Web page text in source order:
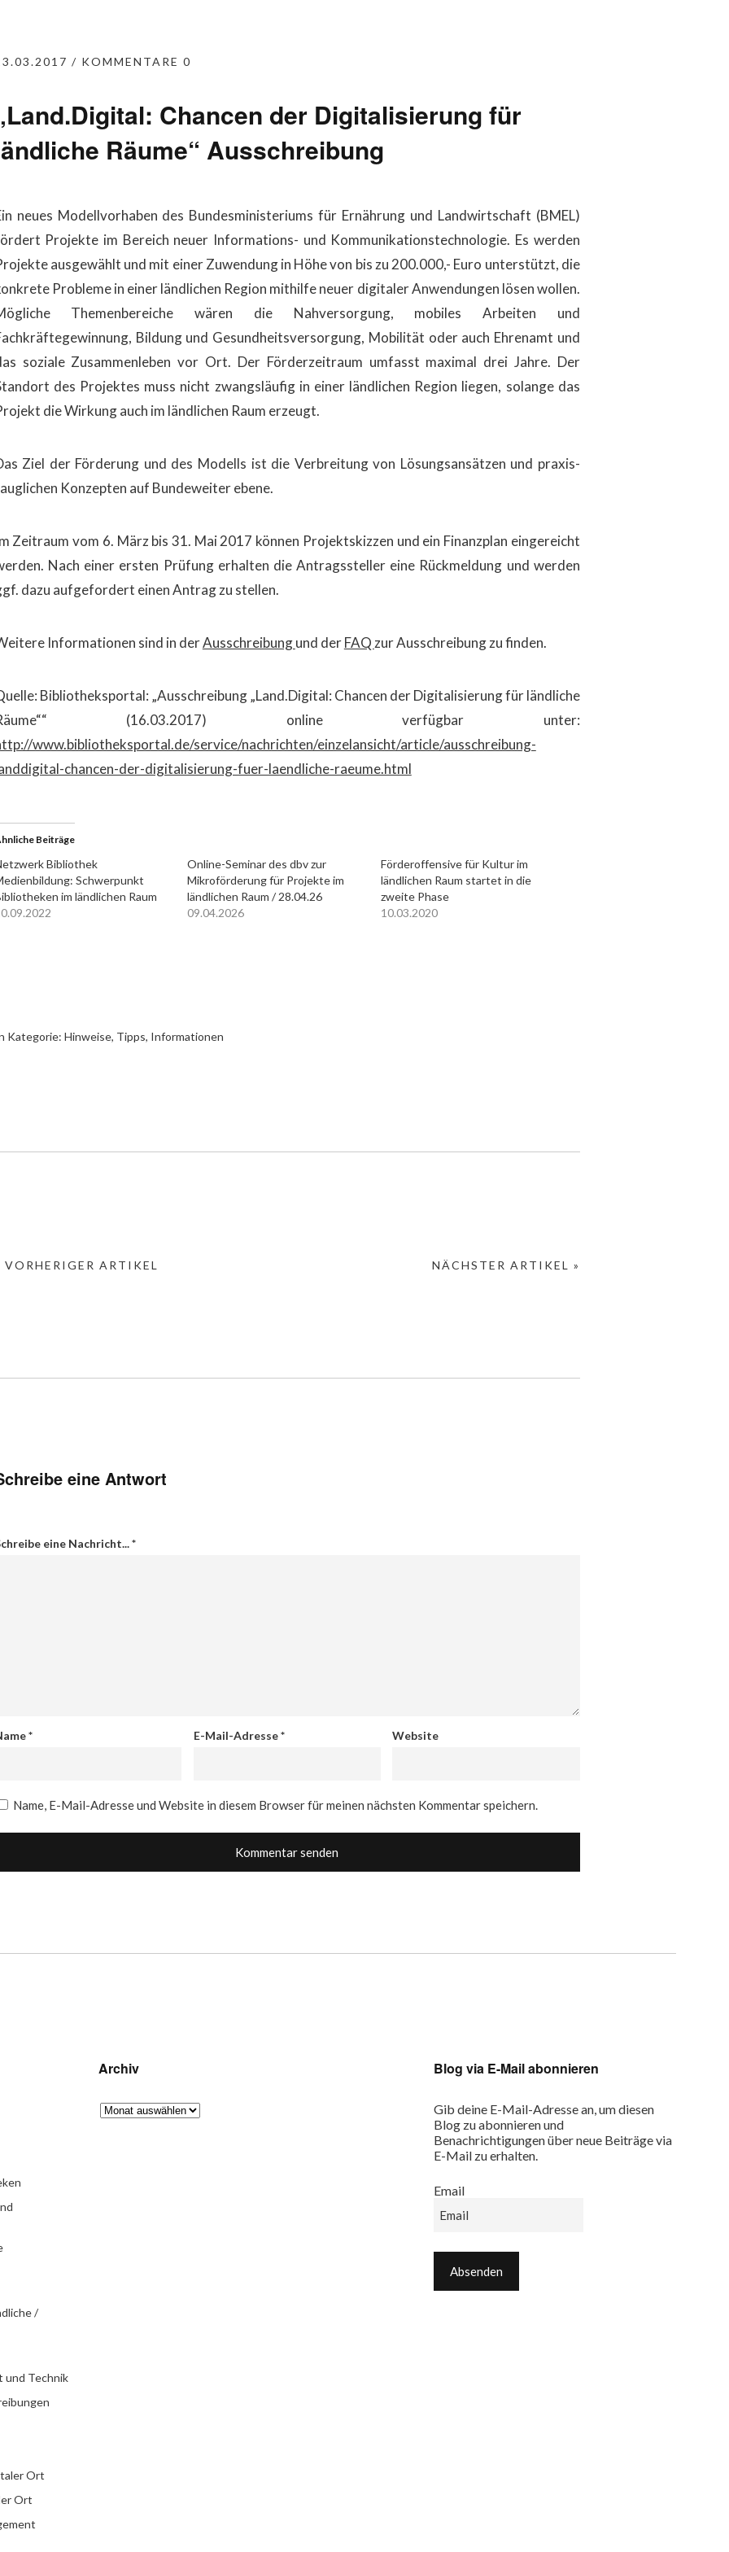
KOMMENTARE 0
Chancen der Digitalisierung für
Räume“ Ausschreibung
neues Modellvorhaben des Bundesministeriums für Ernährung und Landwirtschaft (BMEL)
Projekte im Bereich neuer Informations- und Kommunikationstechnologie. Es werden
ausgewählt und mit einer Zuwendung in Höhe von bis zu 200.000,- Euro unterstützt, die
Probleme in einer ländlichen Region mithilfe neuer digitaler Anwendungen lösen wollen.
Themenbereiche wären die Nahversorgung, mobiles Arbeiten und
Bildung und Gesundheitsversorgung, Mobilität oder auch Ehrenamt und
soziale Zusammenleben vor Ort. Der Förderzeitraum umfasst maximal drei Jahre. Der
des Projektes muss nicht zwangsläufig in einer ländlichen Region liegen, solange das
die Wirkung auch im ländlichen Raum erzeugt.
Ziel der Förderung und des Modells ist die Verbreitung von Lösungsansätzen und praxis-
Konzepten auf Bundeweiter ebene.
Zeitraum vom 6. März bis 31. Mai 2017 können Projektskizzen und ein Finanzplan eingereicht
Nach einer ersten Prüfung erhalten die Antragssteller eine Rückmeldung und werden
dazu aufgefordert einen Antrag zu stellen.
Informationen sind in derAusschreibungund derFAQ zur Ausschreibung zu finden.
Bibliotheksportal: „Ausschreibung „Land.Digital: Chancen der Digitalisierung für ländliche
(16.03.2017) online verfügbar unter:
www.bibliotheksportal.de/service/nachrichten/einzelansicht/article/ausschreibung-
chancen-der-digitalisierung-fuer-laendliche-raeume.html
Beiträge
Bibliothek
Schwerpunkt
im ländlichen Raum
Online-Seminar des dbv zur
Mikroförderung für Projekte im
ländlichen Raum / 28.04.26
09.04.2026
Förderoffensive für Kultur im
ländlichen Raum startet in die
zweite Phase
10.03.2020
Kategorie: Hinweise, Tipps, Informationen
NÄCHSTER ARTIKEL »
VORHERIGER ARTIKEL
eine Antwort
eine Nachricht...*
* E-Mail-Adresse* Website
Name, E-Mail-Adresse und Website in diesem Browser für meinen nächsten Kommentar speichern.
/
und Technik
Ort
Ort
Archiv Blog via E-Mail abonnieren
Gib deine E-Mail-Adresse an, um diesen
Blog zu abonnieren und
Benachrichtigungen über neue Beiträge via
E-Mail zu erhalten.
Email